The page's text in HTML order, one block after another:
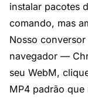
instalar pacotes
comando, mas
Nosso
navegador —
seu WebM,
MP4 padrão